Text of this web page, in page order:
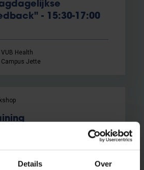
Details Over
- 15:30-17:00
VUB Health
Campus Jette
-